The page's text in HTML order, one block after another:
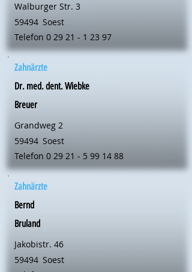
Walburger Str. 3
59494 Soest
Telefon 0 29 21 - 1 23 97
Zahnärzte
Dr. med. dent. Wiebke
Breuer
Grandweg 2
59494 Soest
Telefon 0 29 21 - 5 99 14 88
Zahnärzte
Bernd
Bruland
Jakobistr. 46
59494 Soest